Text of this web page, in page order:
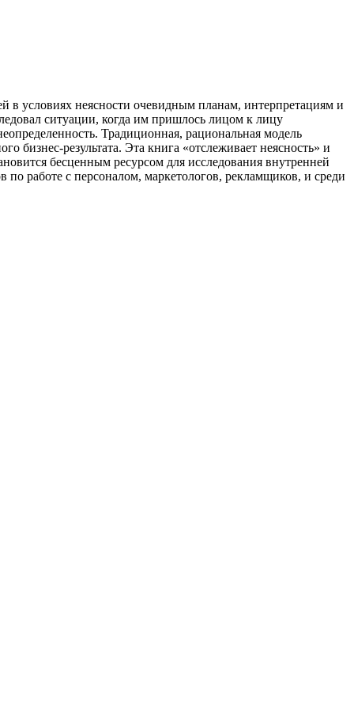
в условиях неясности очевидным планам, интерпретациям и
ситуации, когда им пришлось лицом к лицу
Традиционная, рациональная модель
результата. Эта книга «отслеживает неясность» и
бесценным ресурсом для исследования внутренней
по работе с персоналом, маркетологов, рекламщиков, и среди